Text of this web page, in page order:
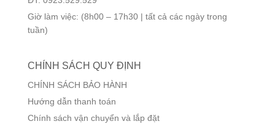
Giờ làm việc: (8h00 – 17h30 | tất cả các ngày trong
tuần)
CHÍNH SÁCH QUY ĐỊNH
CHÍNH SÁCH BẢO HÀNH
Hướng dẫn thanh toán
Chính sách vận chuyển và lắp đặt